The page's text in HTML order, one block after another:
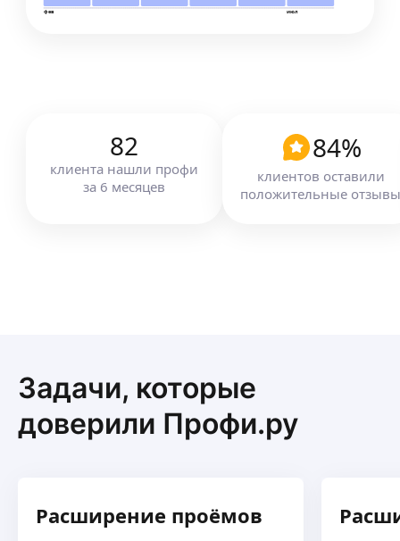
фев июл
82
клиента нашли профи
за 6 месяцев
84%
клиентов оставили
положительные отзывы
Задачи, которые
доверили Профи.ру
Расширение проёмов